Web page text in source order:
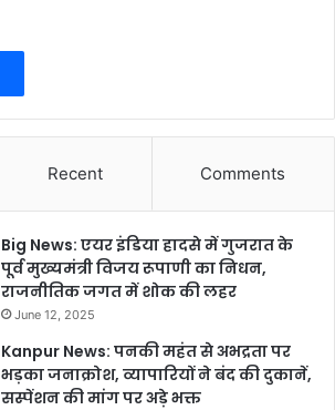
Recent Comments
Big News: एयर इंडिया हादसे में गुजरात के
पूर्व मुख्यमंत्री विजय रूपाणी का निधन,
राजनीतिक जगत में शोक की लहर
June 12, 2025
Kanpur News: पनकी महंत से अभद्रता पर
भड़का जनाक्रोश, व्यापारियों ने बंद की दुकानें,
सस्पेंशन की मांग पर अड़े भक्त